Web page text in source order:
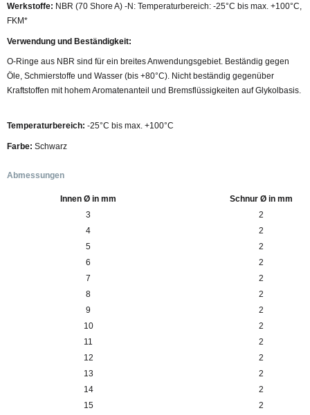
Werkstoffe: NBR (70 Shore A) -N: Temperaturbereich: -25°C bis max. +100°C,
FKM*
Verwendung und Beständigkeit:
O-Ringe aus NBR sind für ein breites Anwendungsgebiet. Beständig gegen
Öle, Schmierstoffe und Wasser (bis +80°C). Nicht beständig gegenüber
Kraftstoffen mit hohem Aromatenanteil und Bremsflüssigkeiten auf Glykolbasis.
Temperaturbereich: -25°C bis max. +100°C
Farbe: Schwarz
Abmessungen
Innen Ø in mm
Schnur Ø in mm
3
2
4
2
5
2
6
2
7
2
8
2
9
2
10
2
11
2
12
2
13
2
14
2
15
2